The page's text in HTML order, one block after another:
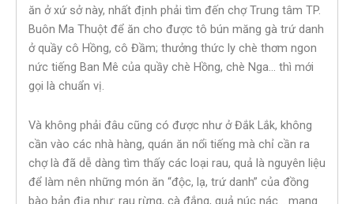
ăn ở xứ sở này, nhất định phải tìm đến chợ Trung tâm TP.
Buôn Ma Thuột để ăn cho được tô bún măng gà trứ danh
ở quầy cô Hồng, cô Đầm; thưởng thức ly chè thơm ngon
nức tiếng Ban Mê của quầy chè Hồng, chè Nga… thì mới
gọi là chuẩn vị.
Và không phải đâu cũng có được như ở Đắk Lắk, không
cần vào các nhà hàng, quán ăn nổi tiếng mà chỉ cần ra
chợ là đã dễ dàng tìm thấy các loại rau, quả là nguyên liệu
để làm nên những món ăn “độc, lạ, trứ danh” của đồng
bào bản địa như: rau rừng, cà đắng, quả núc nác… mang